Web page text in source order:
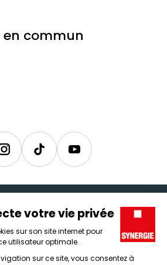
en commun
InstagramTikTok Youtube